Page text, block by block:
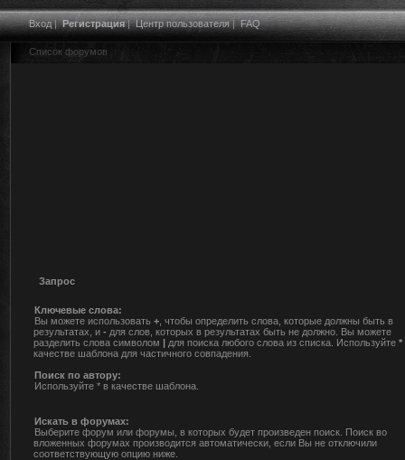
Вход|Регистрация|Центр пользователя|FAQ
Список форумов
Запрос
Ключевые слова:
Вы можете использовать + , чтобы определить слова, которые должны быть в
результатах, и - для слов, которых в результатах быть не должно. Вы можете
разделить слова символом | для поиска любого слова из списка. Используйте *
качестве шаблона для частичного совпадения.
Поиск по автору:
Используйте * в качестве шаблона.
Искать в форумах:
Выберите форум или форумы, в которых будет произведен поиск. Поиск во
вложенных форумах производится автоматически, если Вы не отключили
соответствующую опцию ниже.